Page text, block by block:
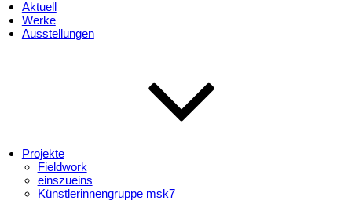
Aktuell
Werke
Ausstellungen
Projekte
Fieldwork
einszueins
Künstlerinnengruppe msk7